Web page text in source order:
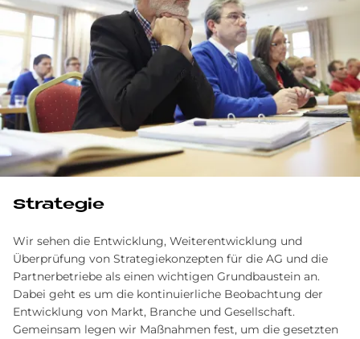
Strategie
Wir sehen die Entwicklung, Weiterentwicklung und
Überprüfung von Strategiekonzepten für die AG und die
Partnerbetriebe als einen wichtigen Grundbaustein an.
Dabei geht es um die kontinuierliche Beobachtung der
Entwicklung von Markt, Branche und Gesellschaft.
Gemeinsam legen wir Maßnahmen fest, um die gesetzten